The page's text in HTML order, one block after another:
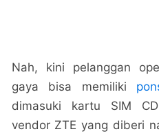
Nah, kini pelanggan
gaya bisa memiliki
dimasuki kartu SIM
vendor ZTE yang diberi